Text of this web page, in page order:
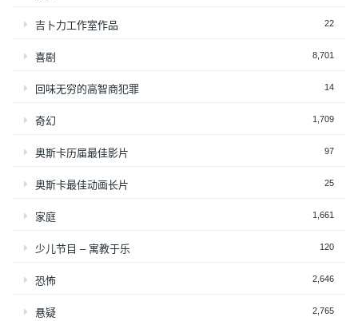
吉卜力工作室作品 22
喜剧 8,701
回味无穷的高智商犯罪 14
奇幻 1,709
奥斯卡历届最佳影片 97
奥斯卡最佳动画长片 25
家庭 1,661
少儿节目 – 寓教于乐 120
恐怖 2,646
悬疑 2,765